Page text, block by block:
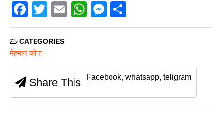
F
a
c
e
b
o
o
T
wi
tt
E
m
W
h
A
p
M
e
n
er
h
CATEGORIES
मेहमान कोना
Share This Facebook, whatsapp, teligram